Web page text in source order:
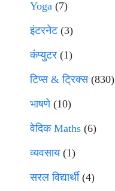
Yoga (7)
इंटरनेट(3)
कंप्युटर (1)
टिप्स & ट्रिक्स(830)
भाषणे(10)
वेदिक Maths (6)
व्यवसाय(1)
सरल विद्यार्थी(4)